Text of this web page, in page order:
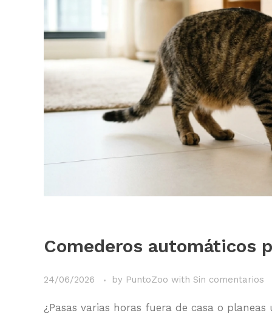
Comederos automáticos
24/06/2026 by PuntoZoo with Sin comentarios
¿Pasas varias horas fuera de casa o